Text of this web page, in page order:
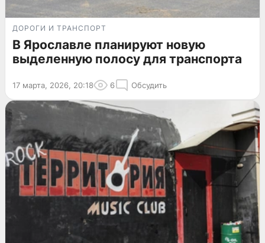
ДОРОГИ И ТРАНСПОРТ
В Ярославле планируют новую
выделенную полосу для транспорта
17 марта, 2026, 20:18 6 Обсудить